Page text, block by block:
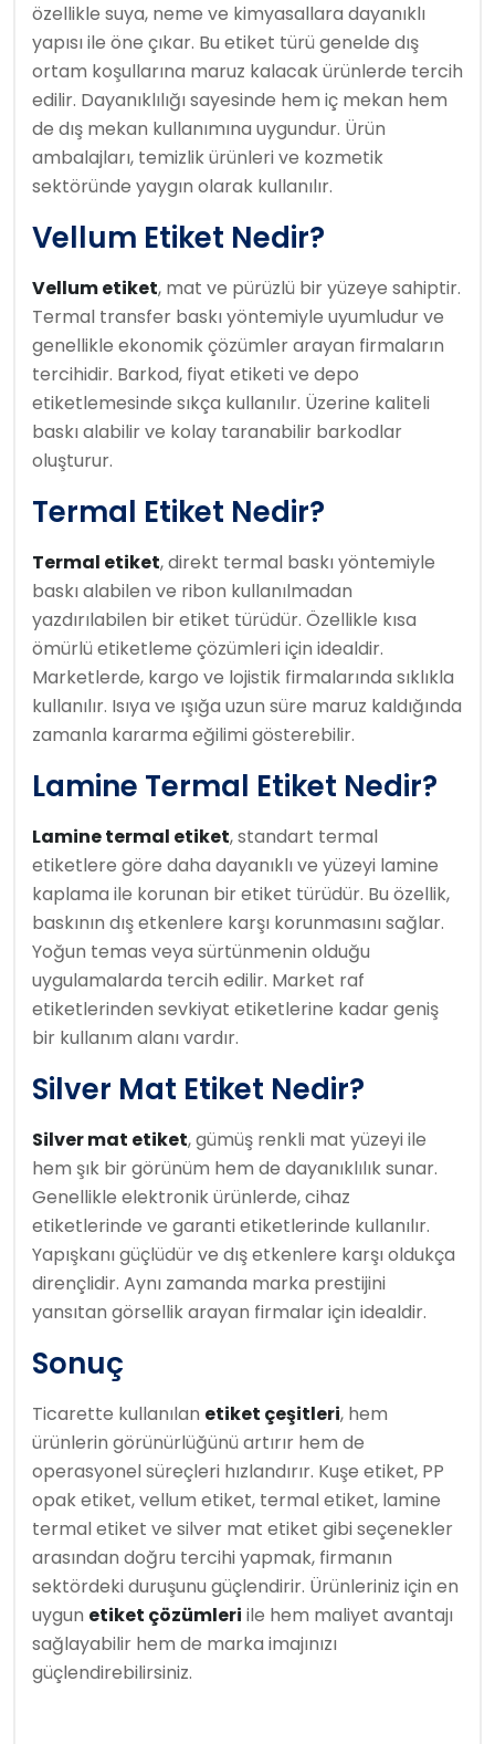
özellikle suya, neme ve kimyasallara dayanıklı
yapısı ile öne çıkar. Bu etiket türü genelde dış
ortam koşullarına maruz kalacak ürünlerde tercih
edilir. Dayanıklılığı sayesinde hem iç mekan hem
de dış mekan kullanımına uygundur. Ürün
ambalajları, temizlik ürünleri ve kozmetik
sektöründe yaygın olarak kullanılır.
Vellum Etiket Nedir?
Vellum etiket, mat ve pürüzlü bir yüzeye sahiptir.
Termal transfer baskı yöntemiyle uyumludur ve
genellikle ekonomik çözümler arayan firmaların
tercihidir. Barkod, fiyat etiketi ve depo
etiketlemesinde sıkça kullanılır. Üzerine kaliteli
baskı alabilir ve kolay taranabilir barkodlar
oluşturur.
Termal Etiket Nedir?
Termal etiket, direkt termal baskı yöntemiyle
baskı alabilen ve ribon kullanılmadan
yazdırılabilen bir etiket türüdür. Özellikle kısa
ömürlü etiketleme çözümleri için idealdir.
Marketlerde, kargo ve lojistik firmalarında sıklıkla
kullanılır. Isıya ve ışığa uzun süre maruz kaldığında
zamanla kararma eğilimi gösterebilir.
Lamine Termal Etiket Nedir?
Lamine termal etiket, standart termal
etiketlere göre daha dayanıklı ve yüzeyi lamine
kaplama ile korunan bir etiket türüdür. Bu özellik,
baskının dış etkenlere karşı korunmasını sağlar.
Yoğun temas veya sürtünmenin olduğu
uygulamalarda tercih edilir. Market raf
etiketlerinden sevkiyat etiketlerine kadar geniş
bir kullanım alanı vardır.
Silver Mat Etiket Nedir?
Silver mat etiket, gümüş renkli mat yüzeyi ile
hem şık bir görünüm hem de dayanıklılık sunar.
Genellikle elektronik ürünlerde, cihaz
etiketlerinde ve garanti etiketlerinde kullanılır.
Yapışkanı güçlüdür ve dış etkenlere karşı oldukça
dirençlidir. Aynı zamanda marka prestijini
yansıtan görsellik arayan firmalar için idealdir.
Sonuç
Ticarette kullanılan etiket çeşitleri, hem
ürünlerin görünürlüğünü artırır hem de
operasyonel süreçleri hızlandırır. Kuşe etiket, PP
opak etiket, vellum etiket, termal etiket, lamine
termal etiket ve silver mat etiket gibi seçenekler
arasından doğru tercihi yapmak, firmanın
sektördeki duruşunu güçlendirir. Ürünleriniz için en
uygun etiket çözümleri ile hem maliyet avantajı
sağlayabilir hem de marka imajınızı
güçlendirebilirsiniz.